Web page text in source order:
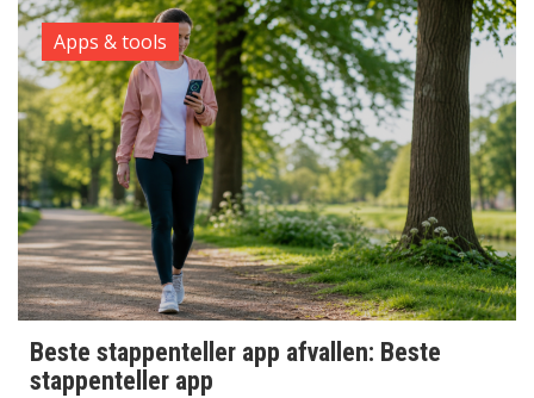
Apps & tools
Beste stappenteller app afvallen: Beste
stappenteller app